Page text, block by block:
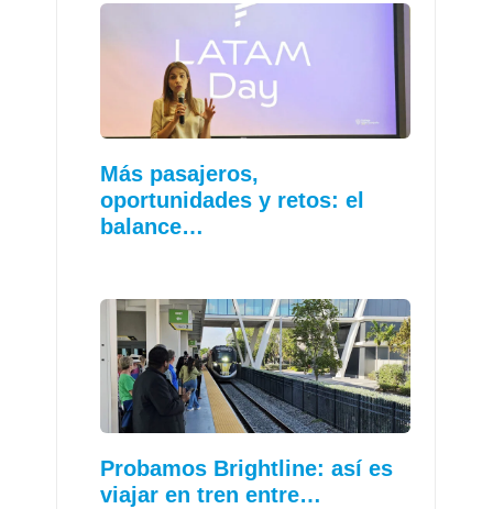
Más pasajeros,
oportunidades y retos: el
balance…
Probamos Brightline: así es
viajar en tren entre…